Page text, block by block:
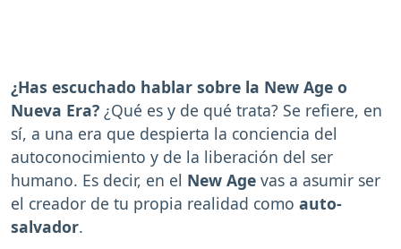
¿Has escuchado hablar sobre la New Age o
Nueva Era? ¿Qué es y de qué trata? Se refiere, en
sí, a una era que despierta la conciencia del
autoconocimiento y de la liberación del ser
humano. Es decir, en el New Age vas a asumir ser
el creador de tu propia realidad como auto-
salvador.